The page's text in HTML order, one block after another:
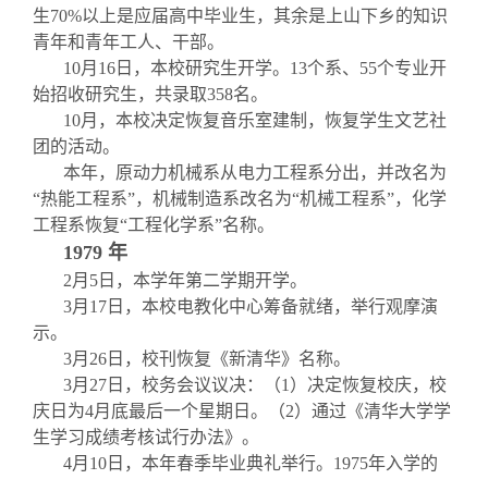
捐赠新闻
捐赠纪事
捐赠方法
《清华校友通讯》
《水木清华》
我要订阅
百年清华
清华人物
清华故事
校友文苑
校友讲坛
校友视界
校友服务
终身学习
三创大赛
实用信息
校友总会
会长致辞
总会章程
理事会名单
生70%以上是应届高中毕业生，其余是上山下乡的知识
青年和青年工人、干部。
10月16日，本校研究生开学。13个系、55个专业开
始招收研究生，共录取358名。
10月，本校决定恢复音乐室建制，恢复学生文艺社
团的活动。
本年，原动力机械系从电力工程系分出，并改名为
“热能工程系”，机械制造系改名为“机械工程系”，化学
工程系恢复“工程化学系”名称。
1979 年
2月5日 ，本学年第二学期开学。
3月 17 日 ，本校电教化中心筹备就绪，举行观摩演
示。
3月 26 日 ，校刊恢复《新清华》名称。
3月 27 日，校务会议议决：（1 ）决定恢复校庆，校
庆日为4月底最后一个星期日。（2）通过《清华大学学
生学习成绩考核试行办法》。
4月 10 日 ，本年春季毕业典礼举行。 1975年入学的